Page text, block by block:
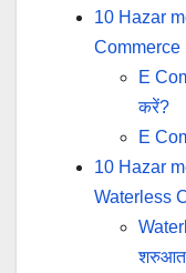
10 Hazar
Commerce
E
करें?
E
10 Hazar
Waterless